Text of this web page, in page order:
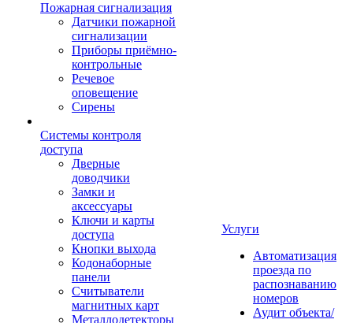
Пожарная сигнализация
Датчики пожарной
сигнализации
Приборы приёмно-
контрольные
Речевое
оповещение
Сирены
Системы контроля
доступа
Дверные
доводчики
Замки и
аксессуары
Ключи и карты
доступа
Кнопки выхода
Кодонаборные
панели
Считыватели
магнитных карт
Металлодетекторы
Услуги
Автоматизация
проезда по
распознаванию
номеров
Аудит объекта/